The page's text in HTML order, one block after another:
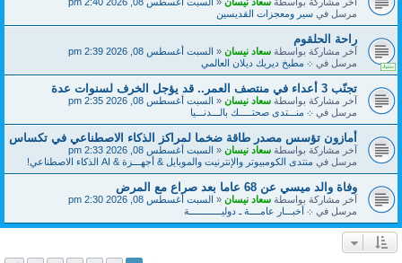
مرسل فيسير ومعجزات القديسين
راحة الحلقوم
آخر مشاركة بواسطةسعاد نيسان«السبت أغسطس 08, 2026 2:39 pm
مرسل في܀ مطبخ ديريك ديلان العالمي
تجنّب 3 أعداء في منتصف العمر.. قد يؤجل الخرف لسنوات عدة
آخر مشاركة بواسطةسعاد نيسان«السبت أغسطس 08, 2026 2:35 pm
مرسل في܀ منـــتدى صحتـــــك بالـــدنـــيا
أمازون تؤسس مصدر طاقة ضخما لمراكز الذكاء الاصطناعي في تكساس
آخر مشاركة بواسطةسعاد نيسان«السبت أغسطس 08, 2026 2:33 pm
مرسل فيمنتدى الكومبيوتر والإنترنيت والموبايل & أجهـــزة & AI الذكاء الاصطناعي!
وفاة والد ميسي عن 68 عاما بعد صراع مع المرض
آخر مشاركة بواسطةسعاد نيسان«السبت أغسطس 08, 2026 2:30 pm
مرسل في܀ أخبـــار عامــــة ـ دوليــــــــــــة